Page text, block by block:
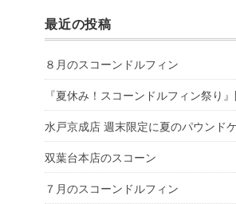
最近の投稿
８月のスコーンドルフィン
『夏休み！スコーンドルフィン祭り』
水戸京成店 週末限定に夏のパウンド
双葉台本店のスコーン
７月のスコーンドルフィン